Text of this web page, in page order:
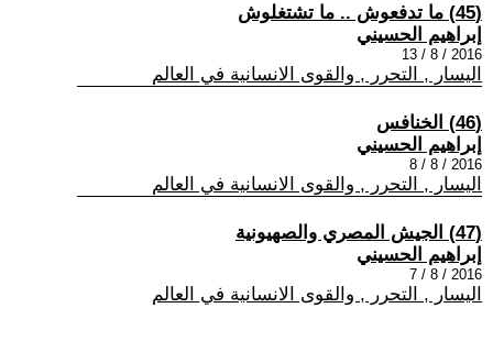
(45) ما تدفعوش .. ما تشتغلوش
إبراهيم الحسيني
2016 / 8 / 13
اليسار , التحرر , والقوى الانسانية في العالم
(46) الخنافس
إبراهيم الحسيني
2016 / 8 / 8
اليسار , التحرر , والقوى الانسانية في العالم
(47) الجيش المصري والصهيونية
إبراهيم الحسيني
2016 / 8 / 7
اليسار , التحرر , والقوى الانسانية في العالم